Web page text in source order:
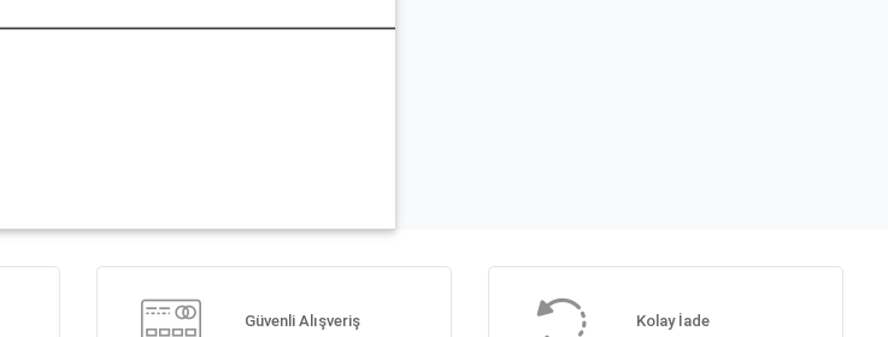
Güvenli Alışveriş Kolay İade